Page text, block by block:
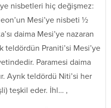
nisbetleri hiç değişmez:
Mesi’ye nisbeti ½
daima Mesi’ye nazaran
teldördün Praniti’si Mesi’ye
Paramesi daima
Ayrık teldördü Niti’si her
teşkil eder. İhl… ,